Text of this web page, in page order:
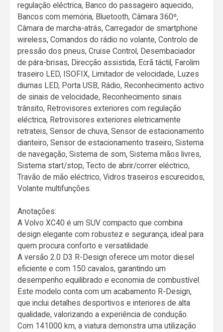
regulação eléctrica, Banco do passageiro aquecido,
Bancos com memória, Bluetooth, Câmara 360º,
Câmara de marcha-atrás, Carregador de smartphone
wireless, Comandos do rádio no volante, Controlo de
pressão dos pneus, Cruise Control, Desembaciador
de pára-brisas, Direcção assistida, Ecrã táctil, Farolim
traseiro LED, ISOFIX, Limitador de velocidade, Luzes
diurnas LED, Porta USB, Rádio, Reconhecimento activo
de sinais de velocidade, Reconhecimento sinais
trânsito, Retrovisores exteriores com regulação
eléctrica, Retrovisores exteriores eletricamente
retrateis, Sensor de chuva, Sensor de estacionamento
dianteiro, Sensor de estacionamento traseiro, Sistema
de navegação, Sistema de som, Sistema mãos livres,
Sistema start/stop, Tecto de abrir/correr eléctrico,
Travão de mão eléctrico, Vidros traseiros escurecidos,
Volante multifunções.
Anotações:
A Volvo XC40 é um SUV compacto que combina
design elegante com robustez e segurança, ideal para
quem procura conforto e versatilidade.
A versão 2.0 D3 R-Design oferece um motor diesel
eficiente e com 150 cavalos, garantindo um
desempenho equilibrado e economia de combustível.
Este modelo conta com um acabamento R-Design,
que inclui detalhes desportivos e interiores de alta
qualidade, valorizando a experiência de condução.
Com 141000 km, a viatura demonstra uma utilização